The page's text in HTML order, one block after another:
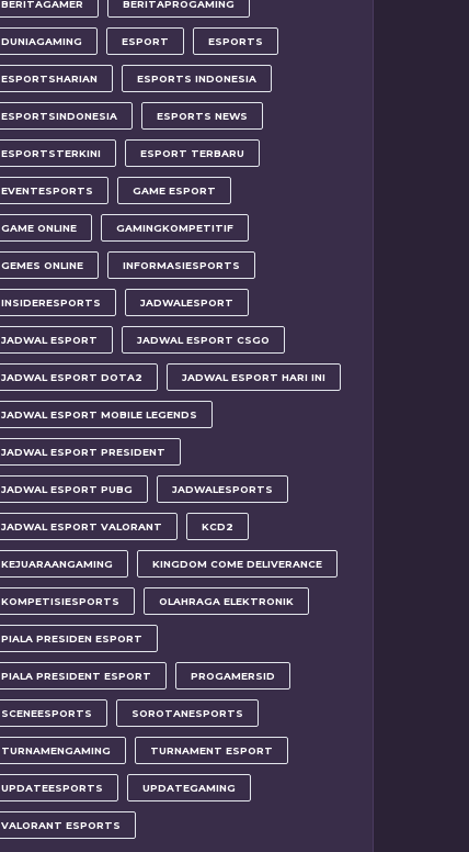
BERITAGAMER BERITAPROGAMING
DUNIAGAMING ESPORT ESPORTS
ESPORTSHARIAN ESPORTS INDONESIA
ESPORTSINDONESIA ESPORTS NEWS
ESPORTSTERKINI ESPORT TERBARU
EVENTESPORTS GAME ESPORT
GAME ONLINE GAMINGKOMPETITIF
GEMES ONLINE INFORMASIESPORTS
INSIDERESPORTS JADWALESPORT
JADWAL ESPORT JADWAL ESPORT CSGO
JADWAL ESPORT DOTA2 JADWAL ESPORT HARI INI
JADWAL ESPORT MOBILE LEGENDS
JADWAL ESPORT PRESIDENT
JADWAL ESPORT PUBG JADWALESPORTS
JADWAL ESPORT VALORANT KCD2
KEJUARAANGAMING KINGDOM COME DELIVERANCE
KOMPETISIESPORTS OLAHRAGA ELEKTRONIK
PIALA PRESIDEN ESPORT
PIALA PRESIDENT ESPORT PROGAMERSID
SCENEESPORTS SOROTANESPORTS
TURNAMENGAMING TURNAMENT ESPORT
UPDATEESPORTS UPDATEGAMING
VALORANT ESPORTS